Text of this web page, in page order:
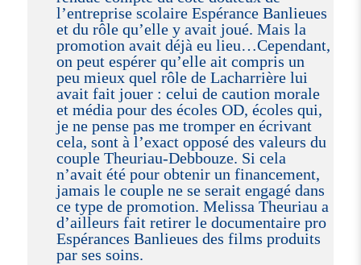
l’entreprise scolaire Espérance Banlieues
et du rôle qu’elle y avait joué. Mais la
promotion avait déjà eu lieu…Cependant,
on peut espérer qu’elle ait compris un
peu mieux quel rôle de Lacharrière lui
avait fait jouer : celui de caution morale
et média pour des écoles OD, écoles qui,
je ne pense pas me tromper en écrivant
cela, sont à l’exact opposé des valeurs du
couple Theuriau-Debbouze. Si cela
n’avait été pour obtenir un financement,
jamais le couple ne se serait engagé dans
ce type de promotion. Melissa Theuriau a
d’ailleurs fait retirer le documentaire pro
Espérances Banlieues des films produits
par ses soins.